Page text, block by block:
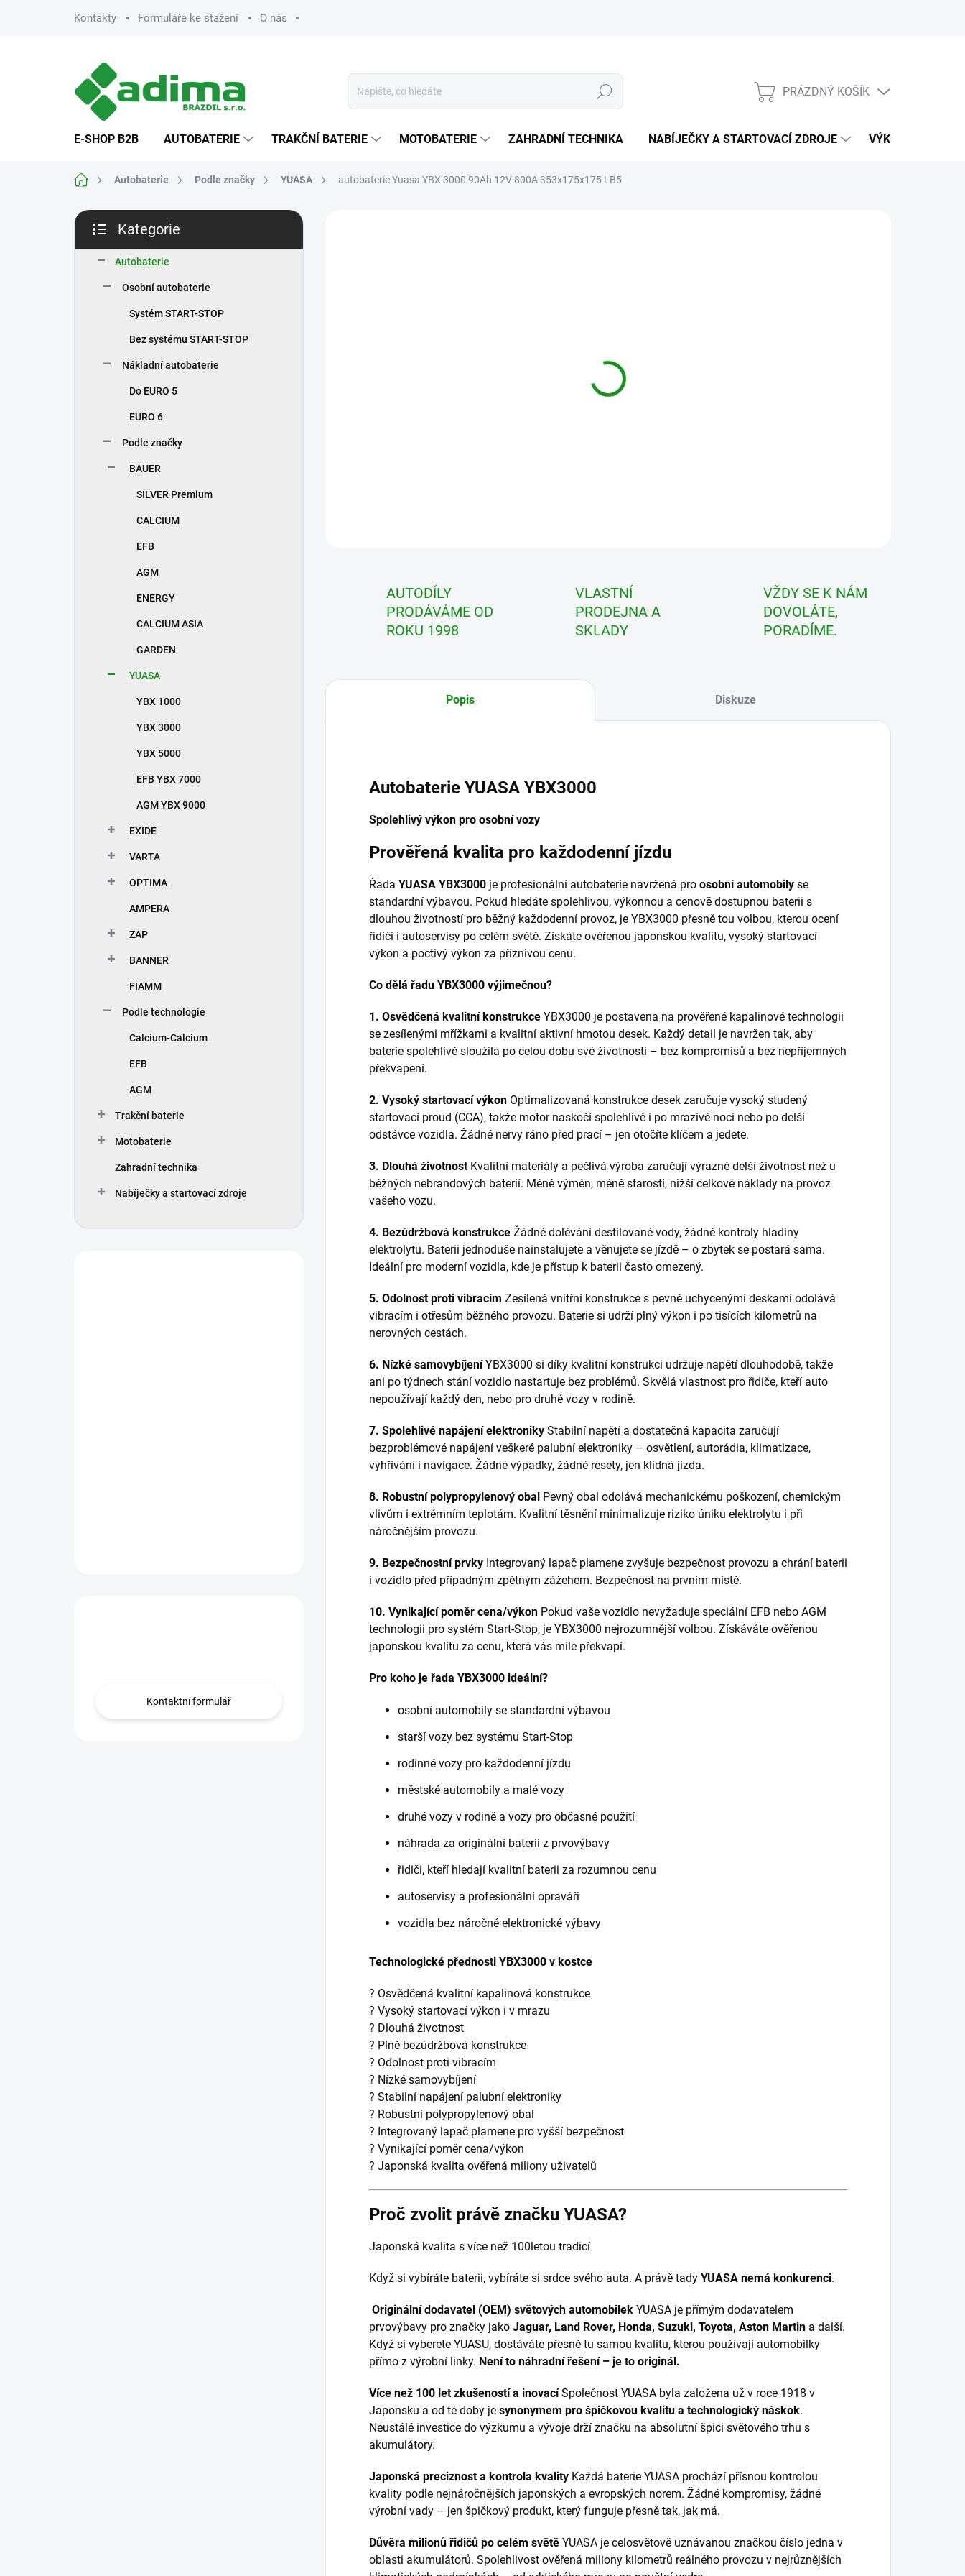
Kontakty Formuláře ke stažení O nás
Hledat
NÁKUPNÍ
PRÁZDNÝ KOŠÍK
E-SHOP B2B AUTOBATERIE TRAKČNÍ BATERIE MOTOBATERIE ZAHRADNÍ TECHNIKA NABÍJEČKY A STARTOVACÍ ZDROJE VÝKUP
Domů Autobaterie Podle značky YUASA autobaterie Yuasa YBX 3000 90Ah 12V 800A 353x175x175 LB5
P
s
kategorie
Kategorie
Autobaterie
Osobní autobaterie
Systém START-STOP
Bez systému START-STOP
Nákladní autobaterie
Do EURO 5
EURO 6
Podle značky
BAUER
SILVER Premium
CALCIUM
EFB
AGM
ENERGY
CALCIUM ASIA
GARDEN
YUASA
YBX 1000
YBX 3000
YBX 5000
EFB YBX 7000
AGM YBX 9000
EXIDE
VARTA
OPTIMA
AMPERA
ZAP
BANNER
FIAMM
Podle technologie
Calcium-Calcium
EFB
AGM
Trakční baterie
Motobaterie
Zahradní technika
Nabíječky a startovací zdroje
Kontaktní formulář
AUTODÍLY
PRODÁVÁME OD
ROKU 1998
VLASTNÍ
PRODEJNA A
SKLADY
VŽDY SE K NÁM
DOVOLÁTE,
PORADÍME.
Popis Diskuze
Autobaterie YUASA YBX3000
Spolehlivý výkon pro osobní vozy
Prověřená kvalita pro každodenní jízdu
Řada YUASA YBX3000 je profesionální autobaterie navržená pro osobní automobily se
standardní výbavou. Pokud hledáte spolehlivou, výkonnou a cenově dostupnou baterii s
dlouhou životností pro běžný každodenní provoz, je YBX3000 přesně tou volbou, kterou ocení
řidiči i autoservisy po celém světě. Získáte ověřenou japonskou kvalitu, vysoký startovací
výkon a poctivý výkon za příznivou cenu.
Co dělá řadu YBX3000 výjimečnou?
1. Osvědčená kvalitní konstrukce YBX3000 je postavena na prověřené kapalinové technologii
se zesílenými mřížkami a kvalitní aktivní hmotou desek. Každý detail je navržen tak, aby
baterie spolehlivě sloužila po celou dobu své životnosti – bez kompromisů a bez nepříjemných
překvapení.
2. Vysoký startovací výkon Optimalizovaná konstrukce desek zaručuje vysoký studený
startovací proud (CCA), takže motor naskočí spolehlivě i po mrazivé noci nebo po delší
odstávce vozidla. Žádné nervy ráno před prací – jen otočíte klíčem a jedete.
3. Dlouhá životnostKvalitní materiály a pečlivá výroba zaručují výrazně delší životnost než u
běžných nebrandových baterií. Méně výměn, méně starostí, nižší celkové náklady na provoz
vašeho vozu.
4. Bezúdržbová konstrukce Žádné dolévání destilované vody, žádné kontroly hladiny
elektrolytu. Baterii jednoduše nainstalujete a věnujete se jízdě – o zbytek se postará sama.
Ideální pro moderní vozidla, kde je přístup k baterii často omezený.
5. Odolnost proti vibracím Zesílená vnitřní konstrukce s pevně uchycenými deskami odolává
vibracím i otřesům běžného provozu. Baterie si udrží plný výkon i po tisících kilometrů na
nerovných cestách.
6. Nízké samovybíjeníYBX3000 si díky kvalitní konstrukci udržuje napětí dlouhodobě, takže
ani po týdnech stání vozidlo nastartuje bez problémů. Skvělá vlastnost pro řidiče, kteří auto
nepoužívají každý den, nebo pro druhé vozy v rodině.
7. Spolehlivé napájení elektroniky Stabilní napětí a dostatečná kapacita zaručují
bezproblémové napájení veškeré palubní elektroniky – osvětlení, autorádia, klimatizace,
vyhřívání i navigace. Žádné výpadky, žádné resety, jen klidná jízda.
8. Robustní polypropylenový obal Pevný obal odolává mechanickému poškození, chemickým
vlivům i extrémním teplotám. Kvalitní těsnění minimalizuje riziko úniku elektrolytu i při
náročnějším provozu.
9. Bezpečnostní prvky Integrovaný lapač plamene zvyšuje bezpečnost provozu a chrání baterii
i vozidlo před případným zpětným zážehem. Bezpečnost na prvním místě.
10. Vynikající poměr cena/výkon Pokud vaše vozidlo nevyžaduje speciální EFB nebo AGM
technologii pro systém Start-Stop, je YBX3000 nejrozumnější volbou. Získáváte ověřenou
japonskou kvalitu za cenu, která vás mile překvapí.
Pro koho je řada YBX3000 ideální?
osobní automobily se standardní výbavou
starší vozy bez systému Start-Stop
rodinné vozy pro každodenní jízdu
městské automobily a malé vozy
druhé vozy v rodině a vozy pro občasné použití
náhrada za originální baterii z prvovýbavy
řidiči, kteří hledají kvalitní baterii za rozumnou cenu
autoservisy a profesionální opraváři
vozidla bez náročné elektronické výbavy
Technologické přednosti YBX3000 v kostce
? Osvědčená kvalitní kapalinová konstrukce
? Vysoký startovací výkon i v mrazu
? Dlouhá životnost
? Plně bezúdržbová konstrukce
? Odolnost proti vibracím
? Nízké samovybíjení
? Stabilní napájení palubní elektroniky
? Robustní polypropylenový obal
? Integrovaný lapač plamene pro vyšší bezpečnost
? Vynikající poměr cena/výkon
? Japonská kvalita ověřená miliony uživatelů
Proč zvolit právě značku YUASA?
Japonská kvalita s více než 100letou tradicí
Když si vybíráte baterii, vybíráte si srdce svého auta. A právě tady YUASA nemá konkurenci.
Originální dodavatel (OEM) světových automobilek YUASA je přímým dodavatelem
prvovýbavy pro značky jako Jaguar, Land Rover, Honda, Suzuki, Toyota, Aston Martin a další.
Když si vyberete YUASU, dostáváte přesně tu samou kvalitu, kterou používají automobilky
přímo z výrobní linky. Není to náhradní řešení – je to originál.
Více než 100 let zkušeností a inovacíSpolečnost YUASA byla založena už v roce 1918 v
Japonsku a od té doby je synonymem pro špičkovou kvalitu a technologický náskok.
Neustálé investice do výzkumu a vývoje drží značku na absolutní špici světového trhu s
akumulátory.
Japonská preciznost a kontrola kvality Každá baterie YUASA prochází přísnou kontrolou
kvality podle nejnáročnějších japonských a evropských norem. Žádné kompromisy, žádné
výrobní vady – jen špičkový produkt, který funguje přesně tak, jak má.
Důvěra milionů řidičů po celém světě YUASA je celosvětově uznávanou značkou číslo jedna v
oblasti akumulátorů. Spolehlivost ověřená miliony kilometrů reálného provozu v nejrůznějších